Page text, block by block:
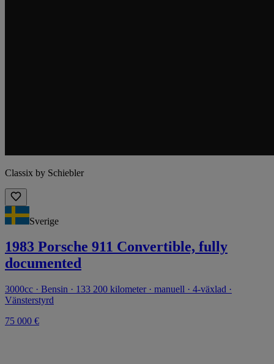
Classix by Schiebler
Sverige
1983 Porsche 911 Convertible, fully
documented
3000cc · Bensin · 133 200 kilometer · manuell · 4-växlad ·
Vänsterstyrd
75 000 €